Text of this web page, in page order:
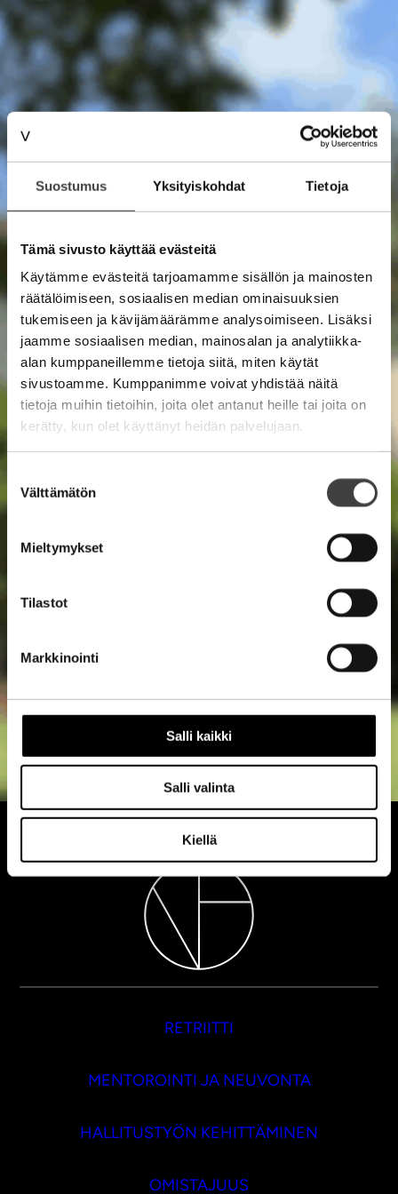
Suostumus Yksityiskohdat Tietoja
Tämä sivusto käyttää evästeitä
Käytämme evästeitä tarjoamamme sisällön ja mainosten
räätälöimiseen, sosiaalisen median ominaisuuksien
tukemiseen ja kävijämäärämme analysoimiseen. Lisäksi
jaamme sosiaalisen median, mainosalan ja analytiikka-
alan kumppaneillemme tietoja siitä, miten käytät
sivustoamme. Kumppanimme voivat yhdistää näitä
tietoja muihin tietoihin, joita olet antanut heille tai joita on
kerätty, kun olet käyttänyt heidän palvelujaan.
valinta
Välttämätön
Mieltymykset
Tilastot
Markkinointi
Salli kaikki
Salli valinta
Kiellä
Missä elämän tai liiketoiminnan
vaiheessa kaipaat uutta suuntaa?
Etsin rauhaa, aikaa ajatella ja reflektoida
Tarvitsen kokeneen ajattelukumppanin ja
sparraajan
Yrityksemme kaipaa hallitustyöhön uutta
Etsin sijoittajaa, joka rakentaa arvoa
RETRIITTI
MENTOROINTI JA NEUVONTA
HALLITUSTYÖN KEHITTÄMINEN
OMISTAJUUS